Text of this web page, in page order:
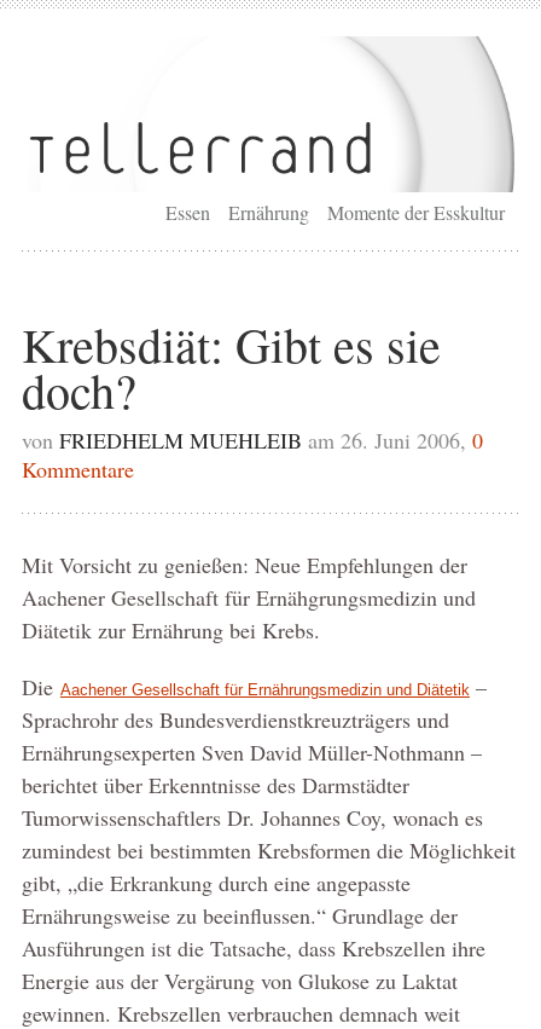
Essen Ernährung Momente der Esskultur
Krebsdiät: Gibt es sie
doch?
von FRIEDHELM MUEHLEIB am 26. Juni 2006, 0
Kommentare
Mit Vorsicht zu genießen: Neue Empfehlungen der
Aachener Gesellschaft für Ernähgrungsmedizin und
Diätetik zur Ernährung bei Krebs.
Die Aachener Gesellschaft für Ernährungsmedizin und Diätetik –
Sprachrohr des Bundesverdienstkreuzträgers und
Ernährungsexperten Sven David Müller-Nothmann –
berichtet über Erkenntnisse des Darmstädter
Tumorwissenschaftlers Dr. Johannes Coy, wonach es
zumindest bei bestimmten Krebsformen die Möglichkeit
gibt, „die Erkrankung durch eine angepasste
Ernährungsweise zu beeinflussen.“ Grundlage der
Ausführungen ist die Tatsache, dass Krebszellen ihre
Energie aus der Vergärung von Glukose zu Laktat
gewinnen. Krebszellen verbrauchen demnach weit